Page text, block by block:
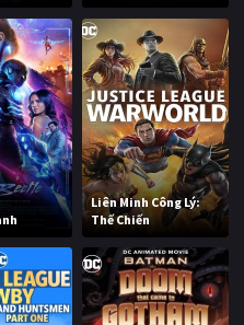
Liên Minh Công Lý:
Thế Chiến